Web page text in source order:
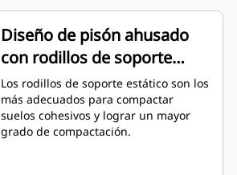
Diseño de pisón ahusado
con rodillos de soporte
estático
Los rodillos de soporte estático son los
más adecuados para compactar
suelos cohesivos y lograr un mayor
grado de compactación.